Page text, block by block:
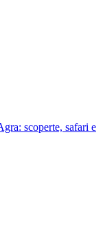
scoperte, safari e